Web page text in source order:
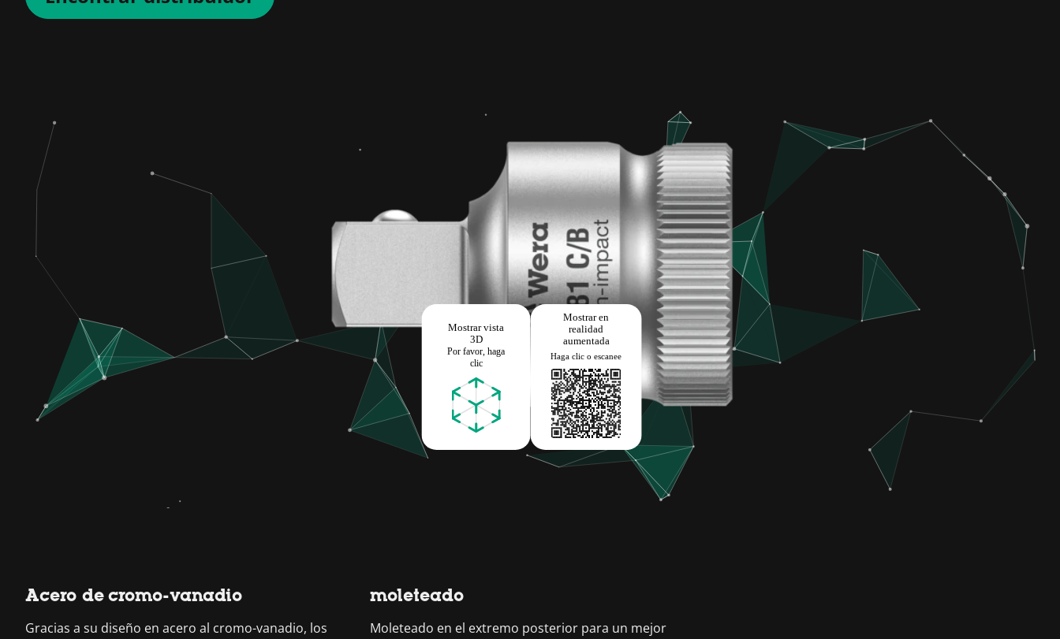
Acero de cromo-vanadio
Gracias a su diseño en acero al cromo-vanadio, los
moleteado
Moleteado en el extremo posterior para un mejor